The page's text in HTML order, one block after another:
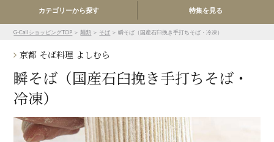
カテゴリーから探す 特集を見る
G-CallショッピングTOP ＞麺類 ＞ そば ＞ 瞬そば（国産石臼挽き手打ちそば・冷凍）
京都 そば料理 よしむら
瞬そば（国産石臼挽き手打ちそば・
冷凍）